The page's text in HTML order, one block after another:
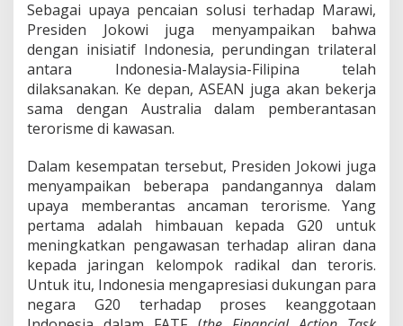
Sebagai upaya pencaian solusi terhadap Marawi,
Presiden Jokowi juga menyampaikan bahwa
dengan inisiatif Indonesia, perundingan trilateral
antara Indonesia-Malaysia-Filipina telah
dilaksanakan. Ke depan, ASEAN juga akan bekerja
sama dengan Australia dalam pemberantasan
terorisme di kawasan.
Dalam kesempatan tersebut, Presiden Jokowi juga
menyampaikan beberapa pandangannya dalam
upaya memberantas ancaman terorisme. Yang
pertama adalah himbauan kepada G20 untuk
meningkatkan pengawasan terhadap aliran dana
kepada jaringan kelompok radikal dan teroris.
Untuk itu, Indonesia mengapresiasi dukungan para
negara G20 terhadap proses keanggotaan